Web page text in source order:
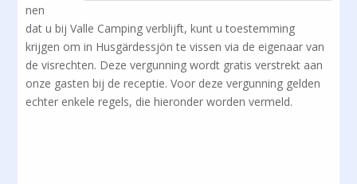
nen
dat u bij Valle Camping verblijft, kunt u toestemming
krijgen om in Husgärdessjön te vissen via de eigenaar van
de visrechten. Deze vergunning wordt gratis verstrekt aan
onze gasten bij de receptie. Voor deze vergunning gelden
echter enkele regels, die hieronder worden vermeld.